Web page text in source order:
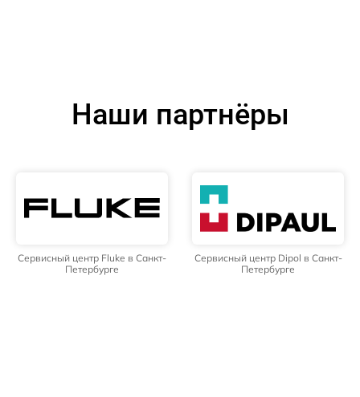
Наши партнёры
Сервисный центр Fluke в Санкт-
Петербурге
Сервисный центр Dipol в Санкт-
Петербурге